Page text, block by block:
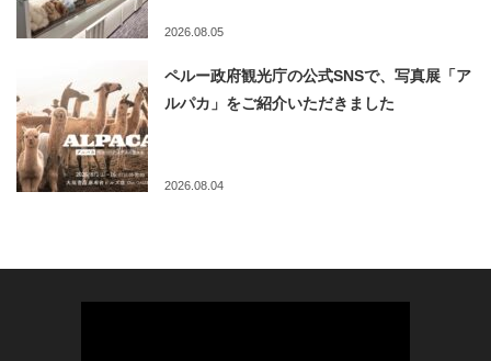
2026.08.05
ペルー政府観光庁の公式SNSで、写真展「ア
ルパカ」をご紹介いただきました
2026.08.04